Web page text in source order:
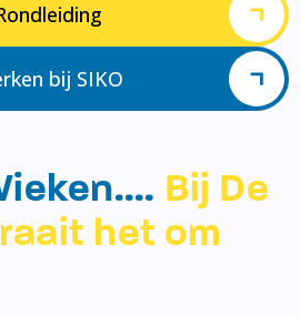
bij SIKO
Bij De
het om